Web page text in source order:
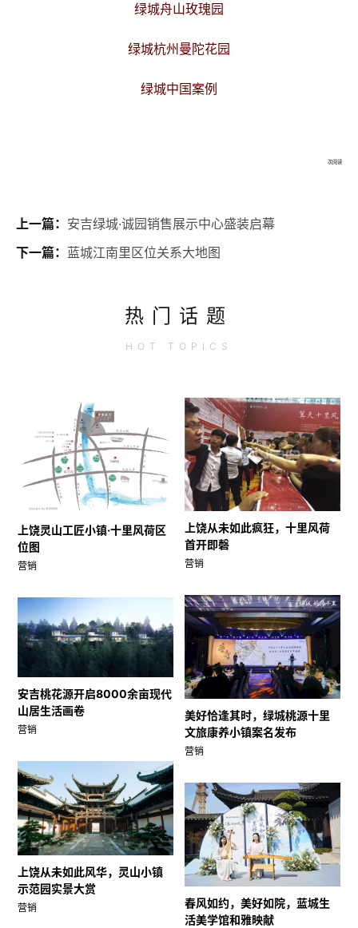
绿城舟山玫瑰园
绿城杭州曼陀花园
绿城中国案例
次阅读
上一篇： 安吉绿城·诚园销售展示中心盛装启幕
下一篇： 蓝城江南里区位关系大地图
热门话题
HOT TOPICS
上饶灵山工匠小镇·十里风荷区
位图
营销
上饶从未如此疯狂，十里风荷
首开即磬
营销
美好恰逢其时，绿城桃源十里
文旅康养小镇案名发布
营销
安吉桃花源开启8000余亩现代
山居生活画卷
营销
上饶从未如此风华，灵山小镇
示范园实景大赏
营销
春风如约，美好如院，蓝城生
活美学馆和雅映献